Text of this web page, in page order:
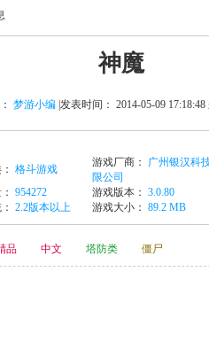
神魔
梦游小编 |发表时间： 2014-05-09
格斗游戏
游戏厂商：
广州银汉科
限公司
954272 游戏版本： 3.0.80
2.2版本以上 游戏大小： 89.2 MB
品 中文 塔防类 僵尸